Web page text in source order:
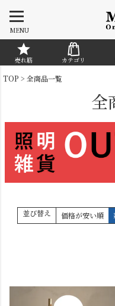
MENU
売れ筋 カテゴリ
TOP 全商品一覧
全
並び替え 価格が安い順